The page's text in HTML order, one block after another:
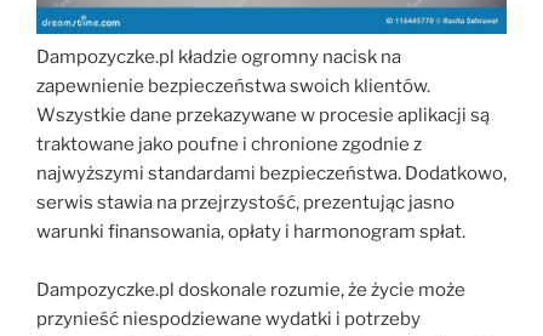
Dampozyczke.pl kładzie ogromny nacisk na
zapewnienie bezpieczeństwa swoich klientów.
Wszystkie dane przekazywane w procesie aplikacji są
traktowane jako poufne i chronione zgodnie z
najwyższymi standardami bezpieczeństwa. Dodatkowo,
serwis stawia na przejrzystość, prezentując jasno
warunki finansowania, opłaty i harmonogram spłat.
Dampozyczke.pl doskonale rozumie, że życie może
przynieść niespodziewane wydatki i potrzeby